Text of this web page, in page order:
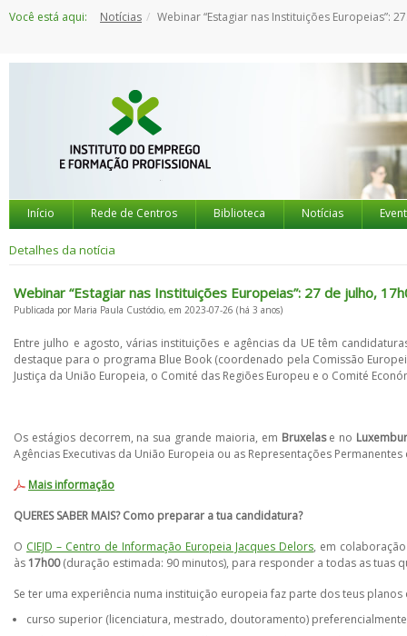
paraVocê está aqui: Notícias Webinar “Estagiar nas Instituições Europeias”: 27 de julho, 17h00
Início Rede de Centros Biblioteca Notícias
Detalhes da notícia
Webinar “Estagiar nas Instituições Europeias”: 27 de julho,
Publicada por Maria Paula Custódio, em 2023-07-26 (há 3 anos)
Entre julho e agosto, várias instituições e agências da UE têm
destaque para o programa Blue Book (coordenado pela Comissão
Justiça da União Europeia, o Comité das Regiões Europeu e o Comité
Os estágios decorrem, na sua grande maioria, em Bruxelase no
Agências Executivas da União Europeia ou as Representações
Mais informação
QUERES SABER MAIS? Como preparar a tua candidatura?
O CIEJD – Centro de Informação Europeia Jacques Delors, em
às17h00(duração estimada: 90 minutos), para responder a todas as tuas
Se ter uma experiência numa instituição europeia faz parte dos teus
curso superior (licenciatura, mestrado, doutoramento)